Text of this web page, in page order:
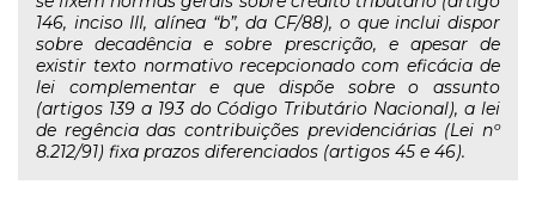
146, inciso III, alínea “b”, da CF/88), o que inclui dispor
sobre decadência e sobre prescrição, e apesar de
existir texto normativo recepcionado com eficácia de
lei complementar e que dispõe sobre o assunto
(artigos 139 a 193 do Código Tributário Nacional), a lei
de regência das contribuições previdenciárias (Lei nº
8.212/91) fixa prazos diferenciados (artigos 45 e 46).